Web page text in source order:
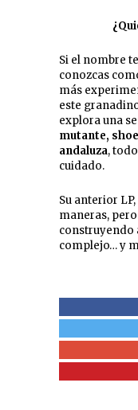
Si el nombre
conozcas
más
este
explora una
mutante,
andaluza,
cuidado.
Su anterior LP,
maneras,
construyendo
complejo… y